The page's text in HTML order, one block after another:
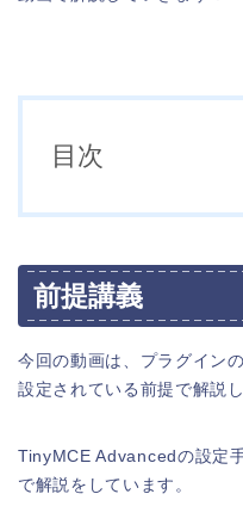
目次
前提講義
今回の動画は、プラグインの
設定されている前提で解説
TinyMCE Advancedの設定
で解説をしています。